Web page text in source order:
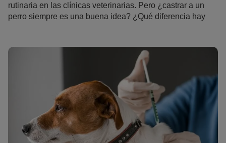
rutinaria en las clínicas veterinarias. Pero ¿castrar a un
perro siempre es una buena idea? ¿Qué diferencia hay
los pros y contras de castrar a un perro.